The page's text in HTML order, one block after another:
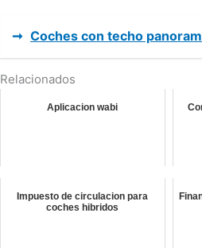
➞ Coches con techo
Relacionados
Aplicacion wabi
Impuesto de circulacion para
coches hibridos